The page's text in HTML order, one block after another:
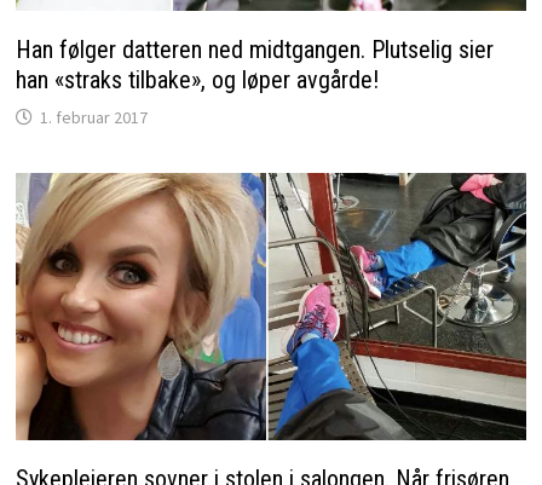
Han følger datteren ned midtgangen. Plutselig sier
han «straks tilbake», og løper avgårde!
1. februar 2017